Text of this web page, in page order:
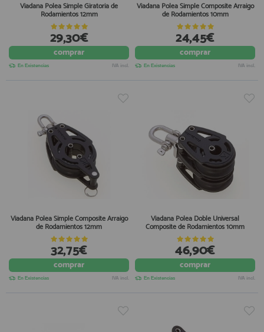
Viadana Polea Simple Giratoria de
Rodamientos 12mm
29,30€
comprar
En Existencias IVA incl.
Viadana Polea Simple Composite Arraigo
de Rodamientos 10mm
24,45€
comprar
En Existencias IVA incl.
Viadana Polea Simple Composite Arraigo
de Rodamientos 12mm
32,75€
comprar
En Existencias IVA incl.
Viadana Polea Doble Universal
Composite de Rodamientos 10mm
46,90€
comprar
En Existencias IVA incl.